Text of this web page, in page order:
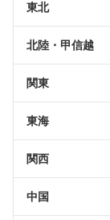
東北
北陸・甲信越
関東
東海
関西
中国